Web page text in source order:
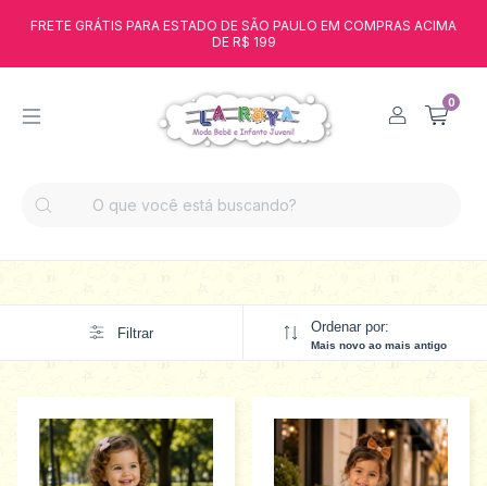
FRETE GRÁTIS PARA ESTADO DE SÃO PAULO EM COMPRAS ACIMA
DE R$ 199
0
Filtrar Ordenar por:
Mais novo ao mais antigo